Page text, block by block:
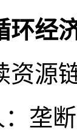
环经
资源
：垄